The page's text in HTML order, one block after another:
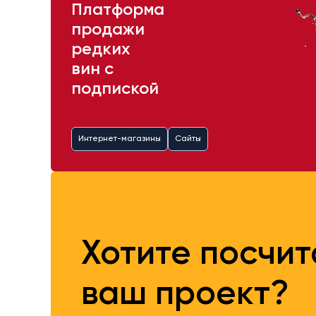
Платформа
продажи
редких
вин с
подпиской
Интернет-магазины Сайты
Хотите
ваш проект?